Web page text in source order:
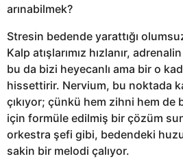
arınabilmek?
Stresin bedende yarattığı
Kalp atışlarımız hızlanır,
bu da bizi heyecanlı ama bir o
hissettirir. Nervium, bu noktada
çıkıyor; çünkü hem zihni hem de
için formüle edilmiş bir çözüm
orkestra şefi gibi, bedendeki
sakin bir melodi çalıyor.